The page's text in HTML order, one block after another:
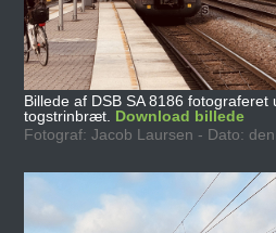
Billede af DSB SA 8186 fotograferet
togstrinbræt. Download billede
Fotograf: Jacob Laursen - Dato: